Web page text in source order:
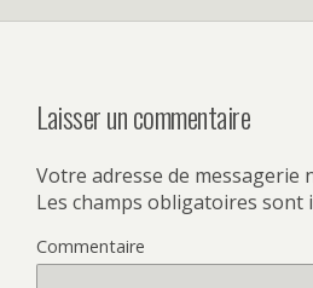
Laisser un commentaire
Votre adresse de messagerie
Les champs obligatoires sont
Commentaire